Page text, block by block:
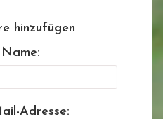
hinzufügen
Name:
Adresse: